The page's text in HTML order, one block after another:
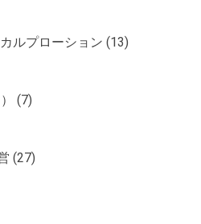
ルプローション (13)
(7)
(27)